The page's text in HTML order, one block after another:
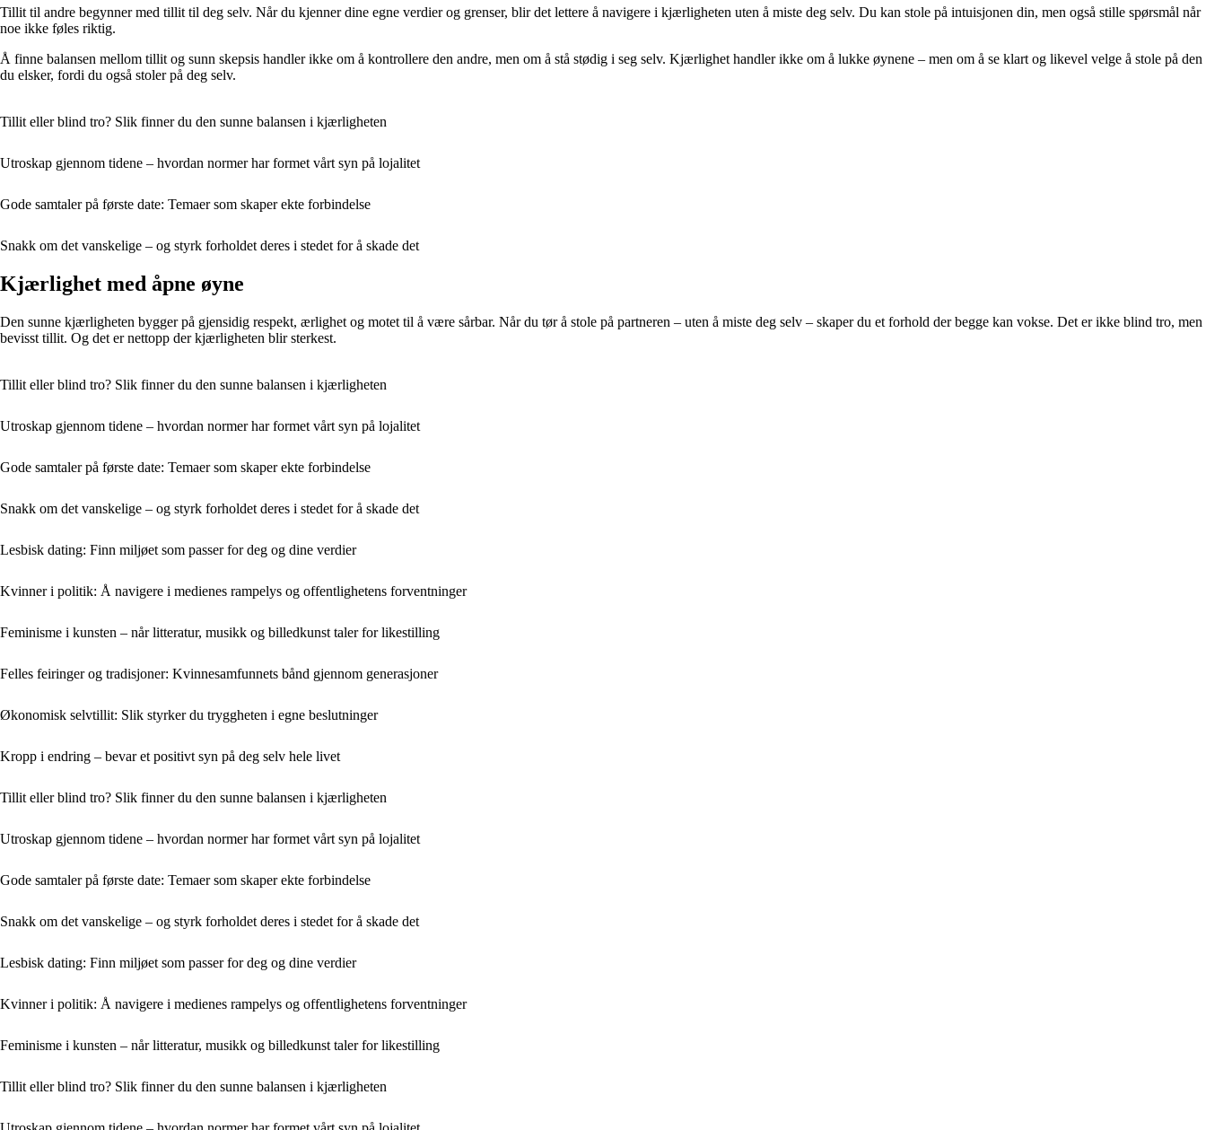
Tillit til andre begynner med tillit til deg selv. Når du kjenner dine egne verdier og grenser, blir det lettere å navigere i kjærligheten uten å miste deg selv. Du kan stole på intuisjonen din, men også stille spørsmål når
noe ikke føles riktig.
Å finne balansen mellom tillit og sunn skepsis handler ikke om å kontrollere den andre, men om å stå stødig i seg selv. Kjærlighet handler ikke om å lukke øynene – men om å se klart og likevel velge å stole på den
du elsker, fordi du også stoler på deg selv.
Tillit eller blind tro? Slik finner du den sunne balansen i kjærligheten
Utroskap gjennom tidene – hvordan normer har formet vårt syn på lojalitet
Gode samtaler på første date: Temaer som skaper ekte forbindelse
Snakk om det vanskelige – og styrk forholdet deres i stedet for å skade det
Kjærlighet med åpne øyne
Den sunne kjærligheten bygger på gjensidig respekt, ærlighet og motet til å være sårbar. Når du tør å stole på partneren – uten å miste deg selv – skaper du et forhold der begge kan vokse. Det er ikke blind tro, men
bevisst tillit. Og det er nettopp der kjærligheten blir sterkest.
Tillit eller blind tro? Slik finner du den sunne balansen i kjærligheten
Utroskap gjennom tidene – hvordan normer har formet vårt syn på lojalitet
Gode samtaler på første date: Temaer som skaper ekte forbindelse
Snakk om det vanskelige – og styrk forholdet deres i stedet for å skade det
Lesbisk dating: Finn miljøet som passer for deg og dine verdier
Kvinner i politik: Å navigere i medienes rampelys og offentlighetens forventninger
Feminisme i kunsten – når litteratur, musikk og billedkunst taler for likestilling
Felles feiringer og tradisjoner: Kvinnesamfunnets bånd gjennom generasjoner
Økonomisk selvtillit: Slik styrker du tryggheten i egne beslutninger
Kropp i endring – bevar et positivt syn på deg selv hele livet
Tillit eller blind tro? Slik finner du den sunne balansen i kjærligheten
Utroskap gjennom tidene – hvordan normer har formet vårt syn på lojalitet
Gode samtaler på første date: Temaer som skaper ekte forbindelse
Snakk om det vanskelige – og styrk forholdet deres i stedet for å skade det
Lesbisk dating: Finn miljøet som passer for deg og dine verdier
Kvinner i politik: Å navigere i medienes rampelys og offentlighetens forventninger
Feminisme i kunsten – når litteratur, musikk og billedkunst taler for likestilling
Tillit eller blind tro? Slik finner du den sunne balansen i kjærligheten